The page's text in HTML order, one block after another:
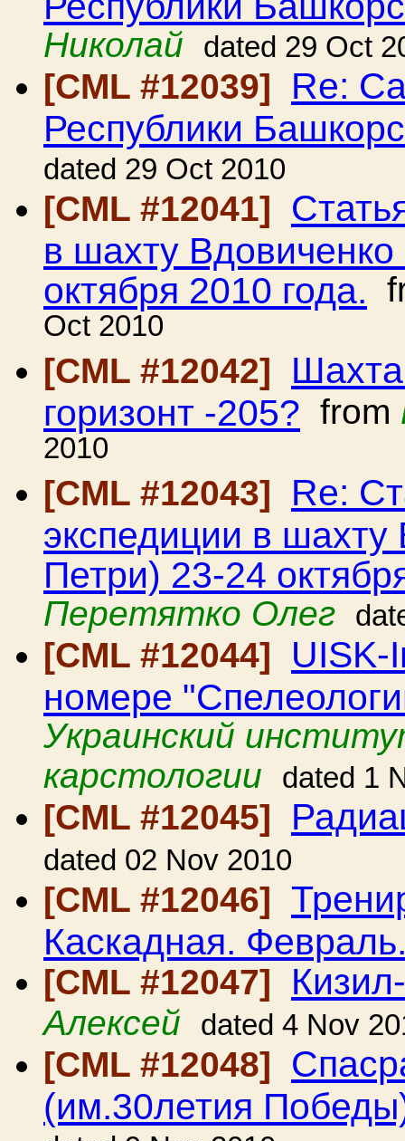
Николай
dated 29 Oct
[CML #12039] Re:
Республики
dated 29 Oct 2010
[CML #12041]
в шахту
октября 2010 года.
Oct 2010
[CML #12042]
горизонт -205? from
2010
[CML #12043]
Re:
экспедиции в
Петри) 23-24
Перетятко Олег
[CML #12044] UISK-
номере
Украинский
карстологии
dated 1
[CML #12045]
dated 02 Nov 2010
[CML #12046]
Каскадная.
[CML #12047]
Алексей dated 4 Nov
[CML #12048]
(им.30летия